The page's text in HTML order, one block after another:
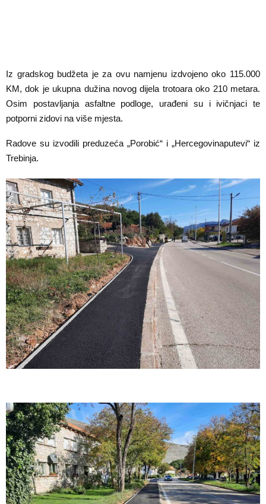
Iz gradskog budžeta je za ovu namjenu izdvojeno oko 115.000
KM, dok je ukupna dužina novog dijela trotoara oko 210 metara.
Osim postavljanja asfaltne podloge, urađeni su i ivičnjaci te
potporni zidovi na više mjesta.
Radove su izvodili preduzeća „Porobić“ i „Hercegovinaputevi“ iz
Trebinja.